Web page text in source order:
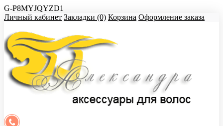
G-P8MYJQYZD1
Личный кабинет Закладки (0) Корзина Оформление заказа